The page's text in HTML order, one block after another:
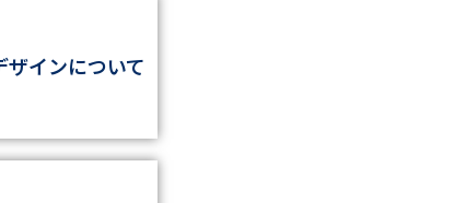
ザインについて